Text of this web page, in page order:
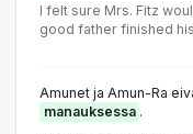
I felt sure Mrs. Fitz
good father finished his
Amunet ja Amun-Ra
manauksessa .